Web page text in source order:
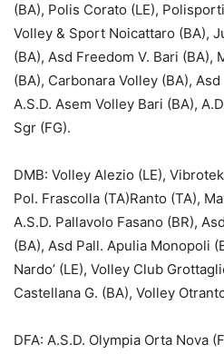
(BA), Polis Corato (LE),
Volley & Sport Noicattaro (BA),
(BA), Asd Freedom V. Bari (BA),
(BA), Carbonara Volley (BA),
A.S.D. Asem Volley Bari (BA),
Sgr (FG).
DMB: Volley Alezio (LE),
Pol. Frascolla (TA)Ranto (TA),
A.S.D. Pallavolo Fasano (BR),
(BA), Asd Pall. Apulia Monopoli
Nardo’ (LE), Volley Club
Castellana G. (BA), Volley
DFA: A.S.D. Olympia Orta Nova